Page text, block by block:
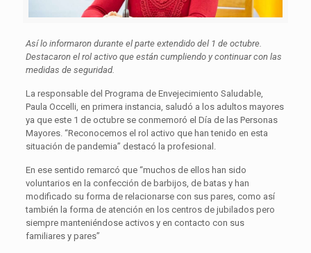
Así lo informaron durante el parte extendido del 1 de octubre.
Destacaron el rol activo que están cumpliendo y continuar con las
medidas de seguridad.
La responsable del Programa de Envejecimiento Saludable,
Paula Occelli, en primera instancia, saludó a los adultos mayores
ya que este 1 de octubre se conmemoró el Día de las Personas
Mayores. “Reconocemos el rol activo que han tenido en esta
situación de pandemia” destacó la profesional.
En ese sentido remarcó que “muchos de ellos han sido
voluntarios en la confección de barbijos, de batas y han
modificado su forma de relacionarse con sus pares, como así
también la forma de atención en los centros de jubilados pero
siempre manteniéndose activos y en contacto con sus
familiares y pares”